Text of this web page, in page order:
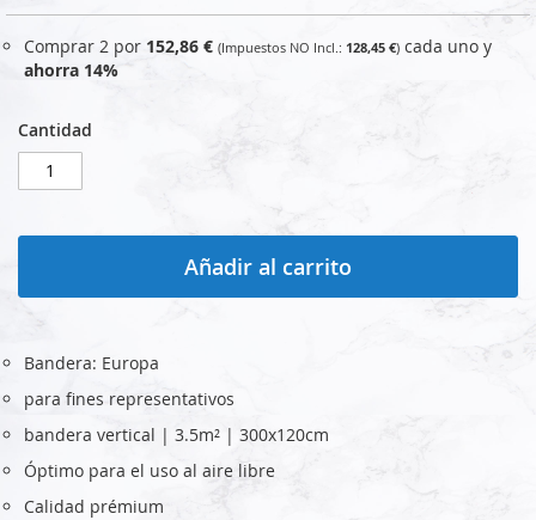
Comprar 2 por 152,86 € 128,45 € cada uno y
ahorra 14%
Cantidad
Añadir al carrito
Bandera: Europa
para fines representativos
bandera vertical | 3.5m² | 300x120cm
Óptimo para el uso al aire libre
Calidad prémium